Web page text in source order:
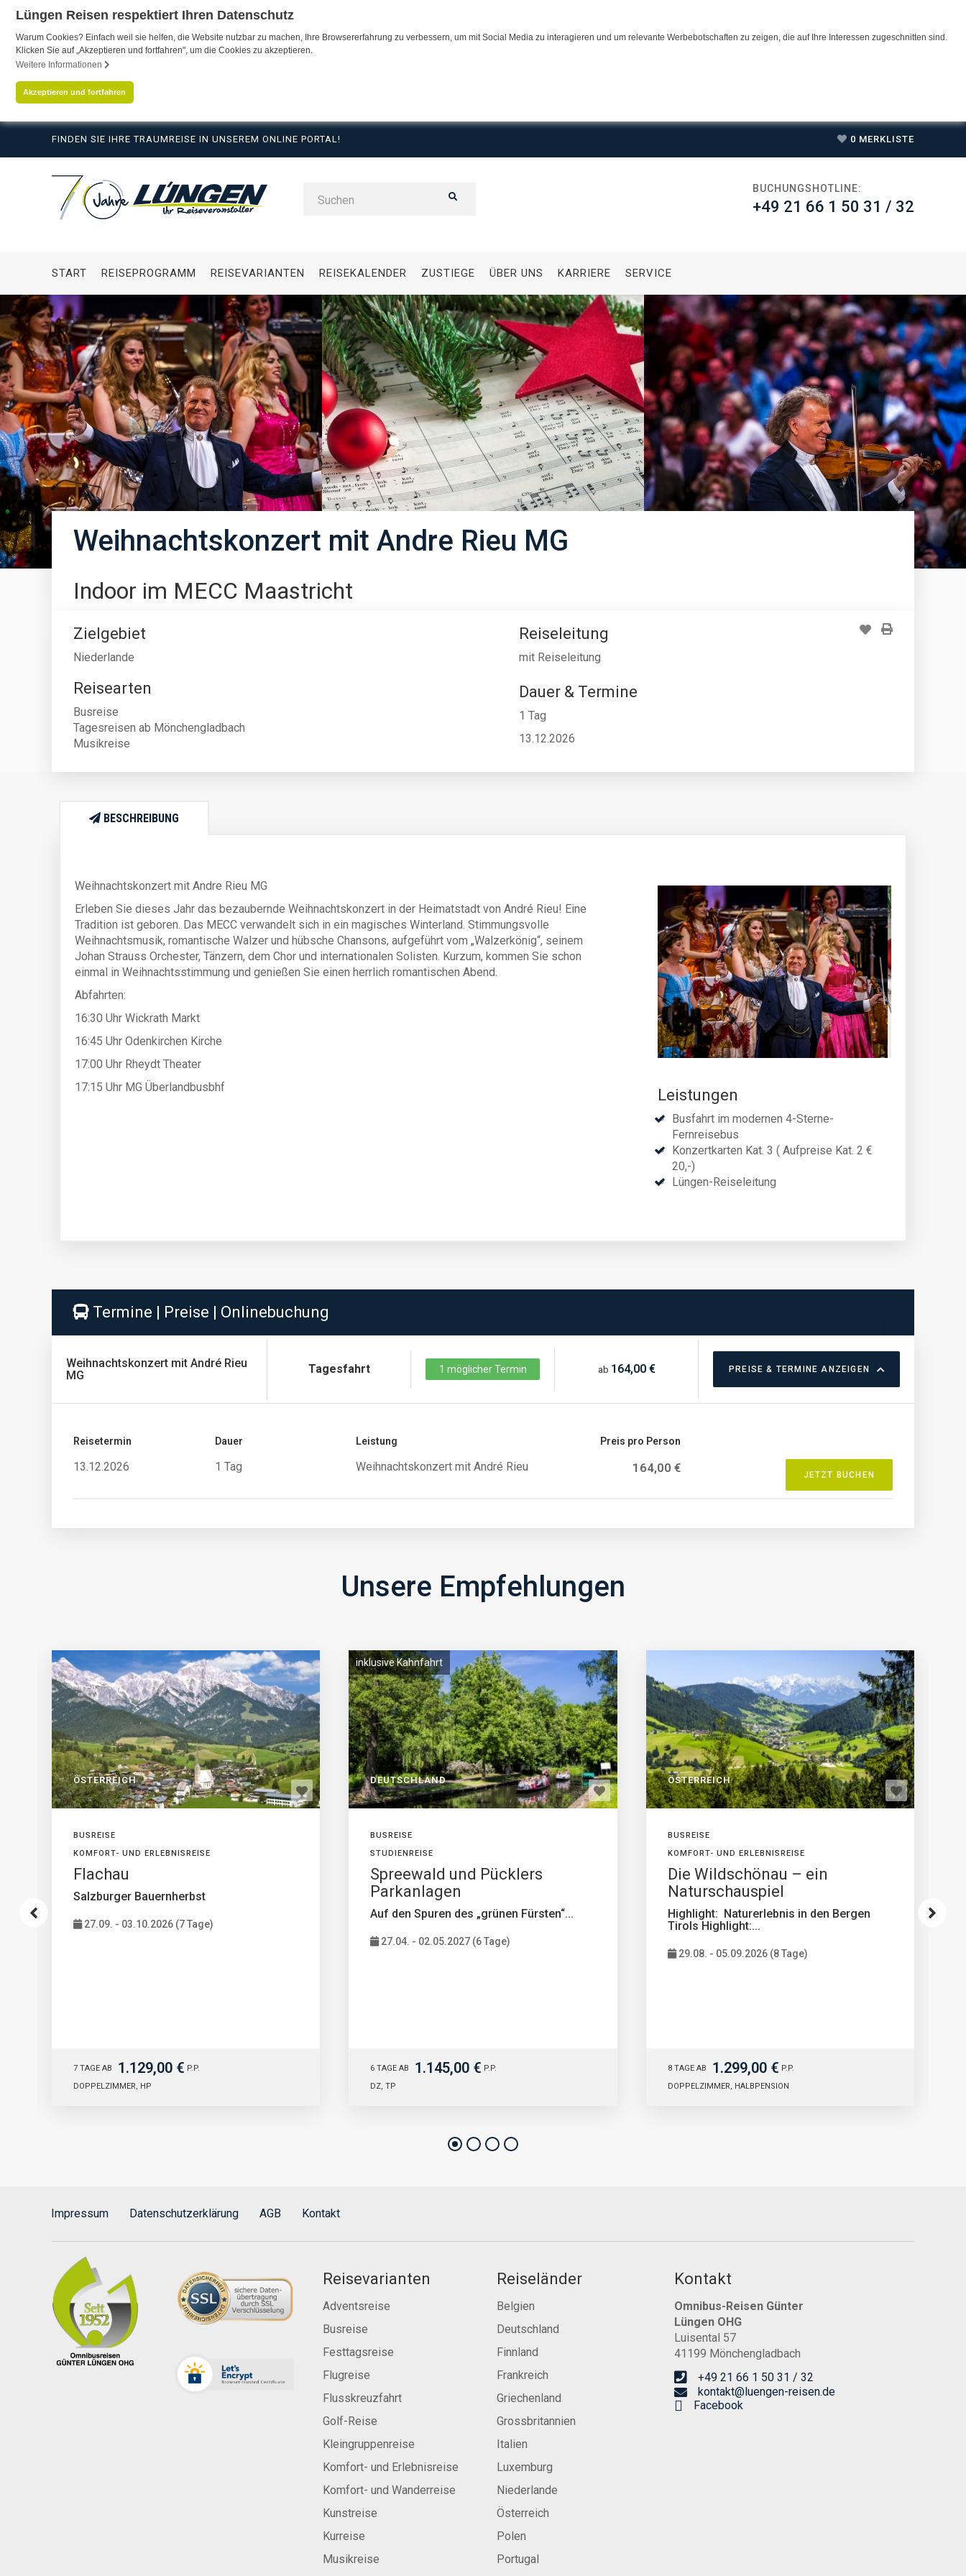
Lüngen Reisen respektiert Ihren Datenschutz
Warum Cookies? Einfach weil sie helfen, die Website nutzbar zu machen, Ihre Browsererfahrung zu verbessern, um mit Social Media zu interagieren und um relevante Werbebotschaften zu zeigen, die auf Ihre Interessen zugeschnitten sind.
Klicken Sie auf „Akzeptieren und fortfahren", um die Cookies zu akzeptieren.
Weitere Informationen
Akzeptieren und fortfahren
FINDEN SIE IHRE TRAUMREISE IN UNSEREM ONLINE PORTAL! 0 MERKLISTE
BUCHUNGSHOTLINE:
+49 21 66 1 50 31 / 32
START REISEPROGRAMM REISEVARIANTEN REISEKALENDER ZUSTIEGE ÜBER UNS KARRIERE SERVICE
Weihnachtskonzert mit Andre Rieu MG
Indoor im MECC Maastricht
Zielgebiet
Niederlande
Reisearten
Busreise
Tagesreisen ab Mönchengladbach
Musikreise
Reiseleitung
mit Reiseleitung
Dauer & Termine
1 Tag
13.12.2026
BESCHREIBUNG
Weihnachtskonzert mit Andre Rieu MG
Erleben Sie dieses Jahr das bezaubernde Weihnachtskonzert in der Heimatstadt von André Rieu! Eine
Tradition ist geboren. Das MECC verwandelt sich in ein magisches Winterland. Stimmungsvolle
Weihnachtsmusik, romantische Walzer und hübsche Chansons, aufgeführt vom „Walzerkönig“, seinem
Johan Strauss Orchester, Tänzern, dem Chor und internationalen Solisten. Kurzum, kommen Sie schon
einmal in Weihnachtsstimmung und genießen Sie einen herrlich romantischen Abend.
Abfahrten:
16:30 Uhr Wickrath Markt
16:45 Uhr Odenkirchen Kirche
17:00 Uhr Rheydt Theater
17:15 Uhr MG Überlandbusbhf
Leistungen
Busfahrt im modernen 4-Sterne-
Fernreisebus
Konzertkarten Kat. 3 ( Aufpreise Kat. 2 €
20,-)
Lüngen-Reiseleitung
Termine | Preise | Onlinebuchung
Weihnachtskonzert mit André Rieu
MG
Tagesfahrt 1 möglicher Termin ab 164,00 € PREISE & TERMINE ANZEIGEN
Reisetermin Dauer Leistung Preis pro Person
13.12.2026 1 Tag Weihnachtskonzert mit André Rieu 164,00 € JETZT BUCHEN
Unsere Empfehlungen
ÖSTERREICH
BUSREISE
KOMFORT- UND ERLEBNISREISE
Flachau
Salzburger Bauernherbst
27.09. - 03.10.2026 (7 Tage)
7 TAGE AB 1.129,00 € P.P.
DOPPELZIMMER, HP
inklusive Kahnfahrt
DEUTSCHLAND
BUSREISE
STUDIENREISE
Spreewald und Pücklers
Parkanlagen
Auf den Spuren des „grünen Fürsten“...
27.04. - 02.05.2027 (6 Tage)
6 TAGE AB 1.145,00 € P.P.
DZ, TP
ÖSTERREICH
BUSREISE
KOMFORT- UND ERLEBNISREISE
Die Wildschönau – ein
Naturschauspiel
Highlight: Naturerlebnis in den Bergen
Tirols Highlight:...
29.08. - 05.09.2026 (8 Tage)
8 TAGE AB 1.299,00 € P.P.
DOPPELZIMMER, HALBPENSION
Impressum Datenschutzerklärung AGB Kontakt
Reisevarianten
Adventsreise
Busreise
Festtagsreise
Flugreise
Flusskreuzfahrt
Golf-Reise
Kleingruppenreise
Komfort- und Erlebnisreise
Komfort- und Wanderreise
Kunstreise
Kurreise
Musikreise
Reiseländer
Belgien
Deutschland
Finnland
Frankreich
Griechenland
Grossbritannien
Italien
Luxemburg
Niederlande
Österreich
Polen
Portugal
Kontakt
Omnibus-Reisen Günter
Lüngen OHG
Luisental 57
41199 Mönchengladbach
+49 21 66 1 50 31 / 32
kontakt@luengen-reisen.de
Facebook